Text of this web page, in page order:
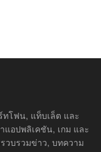
ทโฟน, แท็บเล็ต และ
แอปพลิเคชัน, เกม และ
วบรวมข่าว, บทความ